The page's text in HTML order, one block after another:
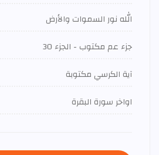
الله نور السموات والأرض
جزء عم مكتوب - الجزء 30
آية الكرسي مكتوبة
اواخر سورة البقرة